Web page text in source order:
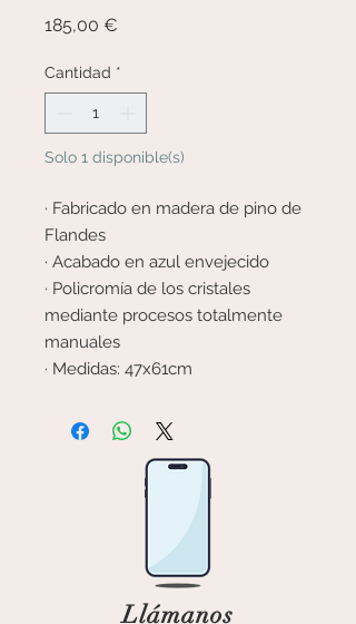
185,00 €
Cantidad *
Solo 1 disponible(s)
· Fabricado en madera de pino de
Flandes
· Acabado en azul envejecido
· Policromía de los cristales
mediante procesos totalmente
manuales
· Medidas: 47x61cm
Llámanos